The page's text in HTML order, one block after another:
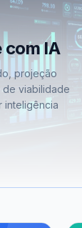
com IA
projeção
viabilidade
inteligência